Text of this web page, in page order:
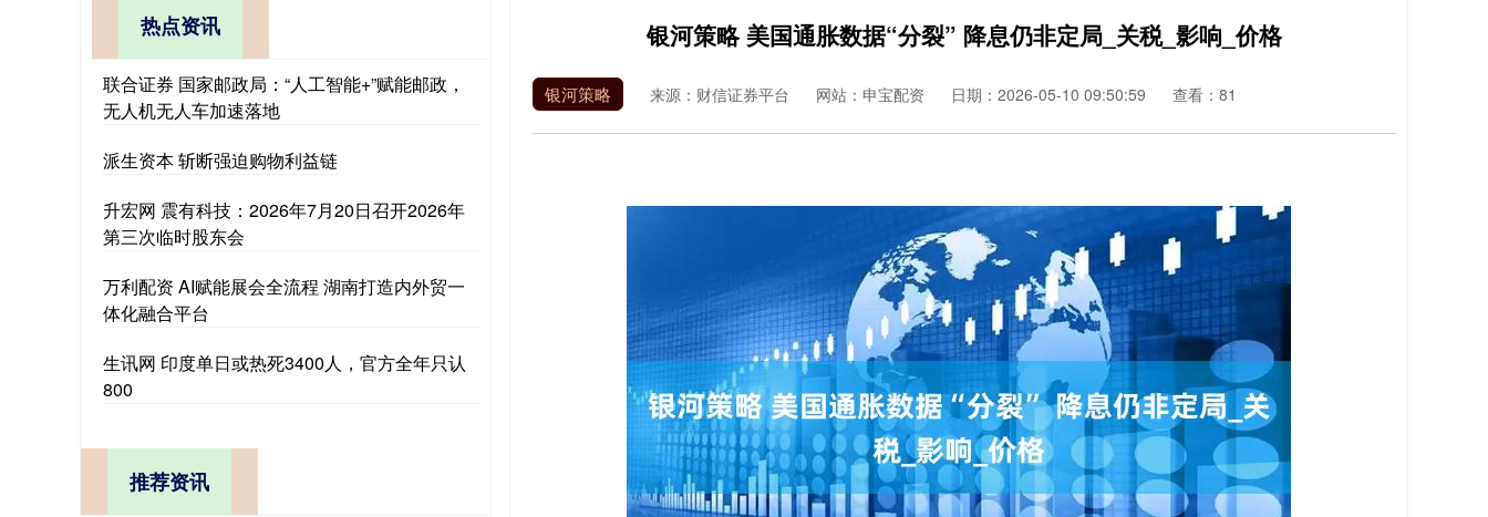
银河策略 美国通胀数据“分裂” 降息仍非定局_关税_影响_价格
银河策略 来源：财信证券平台 网站：申宝配资 日期：2026-05-10 09:50:59 查看：81
热点资讯
联合证券 国家邮政局：“人工智能+”赋能邮政，
无人机无人车加速落地
派生资本 斩断强迫购物利益链
升宏网 震有科技：2026年7月20日召开2026年
第三次临时股东会
万利配资 AI赋能展会全流程 湖南打造内外贸一
体化融合平台
生讯网 印度单日或热死3400人，官方全年只认
800
推荐资讯